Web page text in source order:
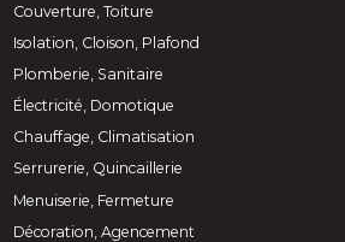
Couverture, Toiture
Isolation, Cloison, Plafond
Plomberie, Sanitaire
Électricité, Domotique
Chauffage, Climatisation
Serrurerie, Quincaillerie
Menuiserie, Fermeture
Décoration, Agencement